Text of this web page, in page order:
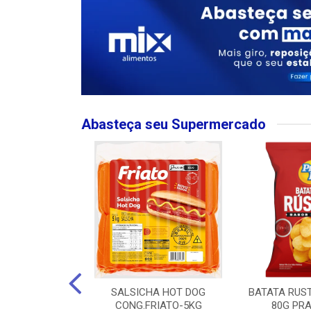
Abasteça seu Supermercado
SALSICHA HOT DOG
CONG.FRIATO-5KG
BATATA
80G